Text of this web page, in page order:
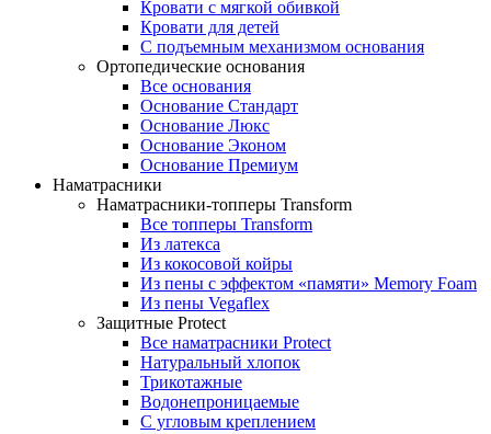
Кровати с мягкой обивкой
Кровати для детей
С подъемным механизмом основания
Ортопедические основания
Все основания
Основание Стандарт
Основание Люкс
Основание Эконом
Основание Премиум
Наматрасники
Наматрасники-топперы Transform
Все топперы Transform
Из латекса
Из кокосовой койры
Из пены с эффектом «памяти» Memory Foam
Из пены Vegaflex
Защитные Protect
Все наматрасники Protect
Натуральный хлопок
Трикотажные
Водонепроницаемые
С угловым креплением